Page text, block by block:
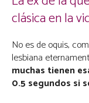
clásica en la
No es de oquis,
lesbiana
muchas tienen
0.5 segundos si